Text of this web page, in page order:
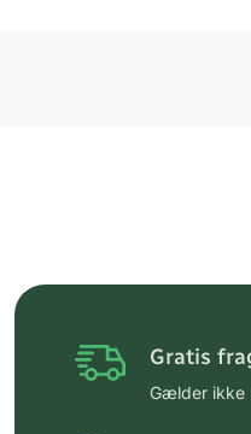
Gratis
Gælder ikke